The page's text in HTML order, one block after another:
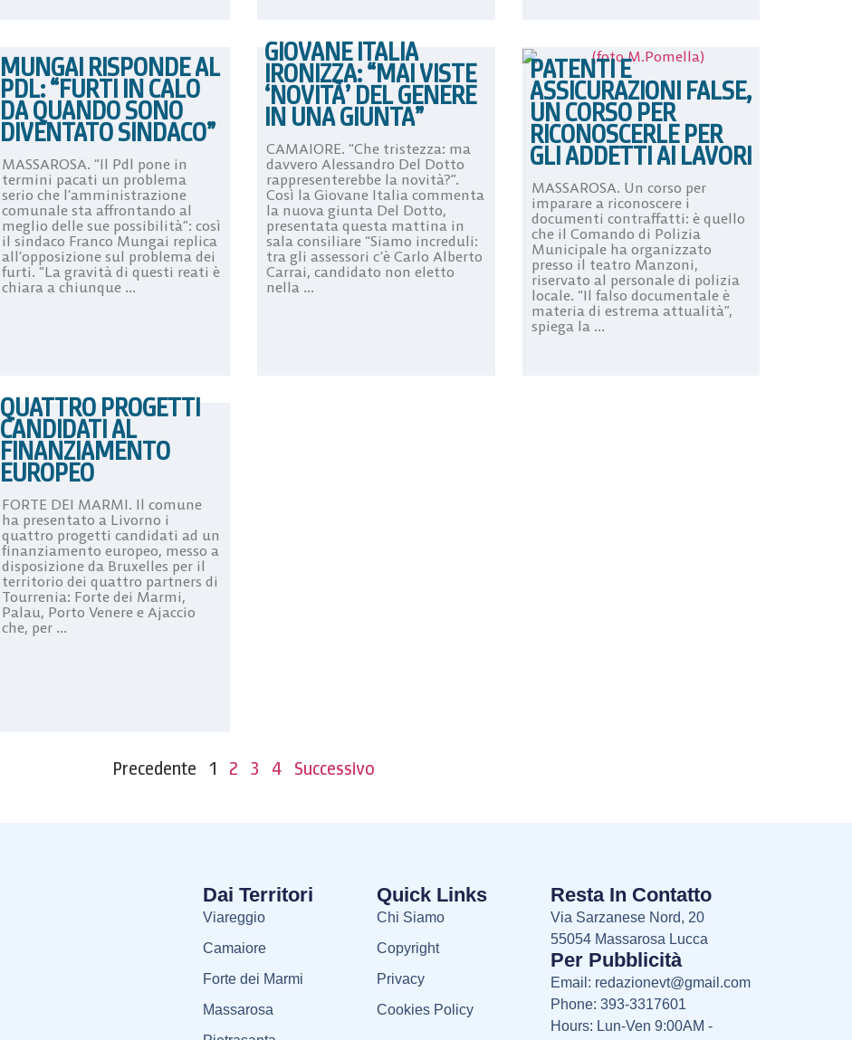
MUNGAI RISPONDE AL
PDL: “FURTI IN CALO
DA QUANDO SONO
DIVENTATO SINDACO”
MASSAROSA. “Il Pdl pone in
termini pacati un problema
serio che l’amministrazione
comunale sta affrontando al
meglio delle sue possibilità”: così
il sindaco Franco Mungai replica
all’opposizione sul problema dei
furti. “La gravità di questi reati è
chiara a chiunque ...
GIOVANE ITALIA
IRONIZZA: “MAI VISTE
‘NOVITÀ’ DEL GENERE
IN UNA GIUNTA”
CAMAIORE. “Che tristezza: ma
davvero Alessandro Del Dotto
rappresenterebbe la novità?”.
Così la Giovane Italia commenta
la nuova giunta Del Dotto,
presentata questa mattina in
sala consiliare “Siamo increduli:
tra gli assessori c’è Carlo Alberto
Carrai, candidato non eletto
nella ...
PATENTI E
ASSICURAZIONI FALSE,
UN CORSO PER
RICONOSCERLE PER
GLI ADDETTI AI LAVORI
MASSAROSA. Un corso per
imparare a riconoscere i
documenti contraffatti: è quello
che il Comando di Polizia
Municipale ha organizzato
presso il teatro Manzoni,
riservato al personale di polizia
locale. “Il falso documentale è
materia di estrema attualità”,
spiega la ...
QUATTRO PROGETTI
CANDIDATI AL
FINANZIAMENTO
EUROPEO
FORTE DEI MARMI. Il comune
ha presentato a Livorno i
quattro progetti candidati ad un
finanziamento europeo, messo a
disposizione da Bruxelles per il
territorio dei quattro partners di
Tourrenia: Forte dei Marmi,
Palau, Porto Venere e Ajaccio
che, per ...
Precedente 1 2 3 4 Successivo
Dai Territori
Viareggio
Camaiore
Forte dei Marmi
Massarosa
Quick Links
Chi Siamo
Copyright
Privacy
Cookies Policy
Resta In Contatto
Via Sarzanese Nord, 20
55054 Massarosa Lucca
Per Pubblicità
Email: redazionevt@gmail.com
Phone: 393-3317601
Hours: Lun-Ven 9:00AM -